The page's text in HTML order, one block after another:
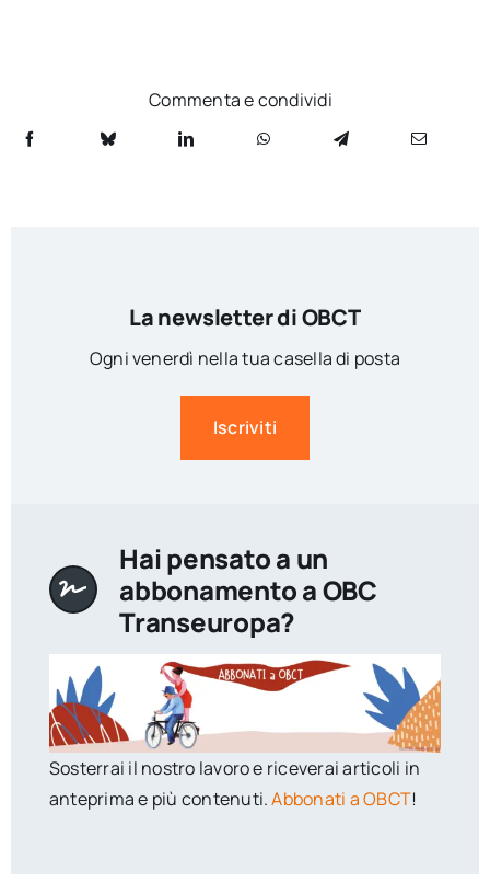
Commenta e condividi
La newsletter di OBCT
Ogni venerdì nella tua casella di posta
Iscriviti
Hai pensato a un
abbonamento a OBC
Transeuropa?
Sosterrai il nostro lavoro e riceverai articoli in
anteprima e più contenuti.Abbonati a OBCT!